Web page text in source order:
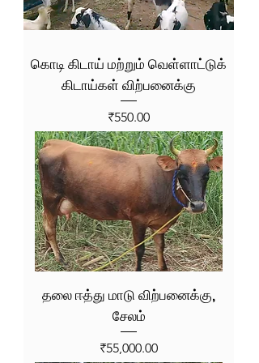
கொடி கிடாய் மற்றும் வெள்ளாட்டுக்
கிடாய்கள் விற்பனைக்கு
Price
₹550.00
தலை ஈத்து மாடு விற்பனைக்கு,
சேலம்
Price
₹55,000.00